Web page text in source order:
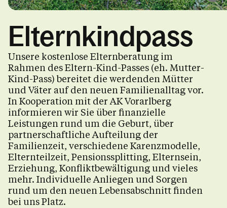
Männer.Beratung
Liebe.Leben
Familie.Leben
Getrennt.Leben
Kalender
Elternkindpass
Unsere kostenlose Elternberatung im
Rahmen des Eltern-Kind-Passes (eh. Mutter-
Kind-Pass) bereitet die werdenden Mütter
und Väter auf den neuen Familienalltag vor.
In Kooperation mit der AK Vorarlberg
informieren wir Sie über finanzielle
Leistungen rund um die Geburt, über
partnerschaftliche Aufteilung der
Familienzeit, verschiedene Karenzmodelle,
Elternteilzeit, Pensionssplitting, Elternsein,
Erziehung, Konfliktbewältigung und vieles
mehr. Individuelle Anliegen und Sorgen
rund um den neuen Lebensabschnitt finden
bei uns Platz.